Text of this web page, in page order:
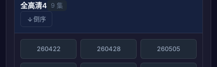
全高清4 9 集
倒序
260422 260428 260505